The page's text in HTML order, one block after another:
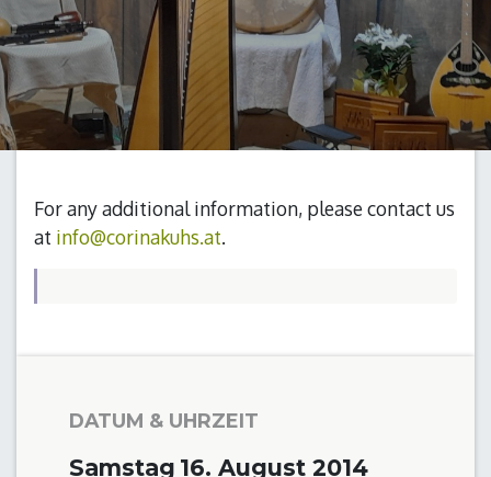
For any additional information, please contact us
at info@corinakuhs.at.
DATUM & UHRZEIT
Samstag 16. August 2014